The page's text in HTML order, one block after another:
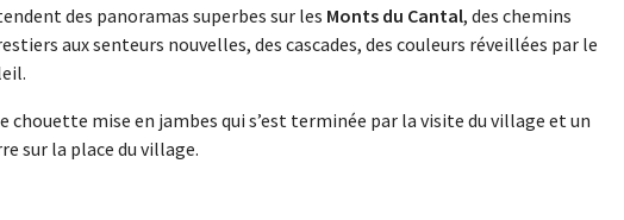
des panoramas superbes sur les Monts du Cantal, des chemins
aux senteurs nouvelles, des cascades, des couleurs réveillées par le
chouette mise en jambes qui s’est terminée par la visite du village et un
sur la place du village.